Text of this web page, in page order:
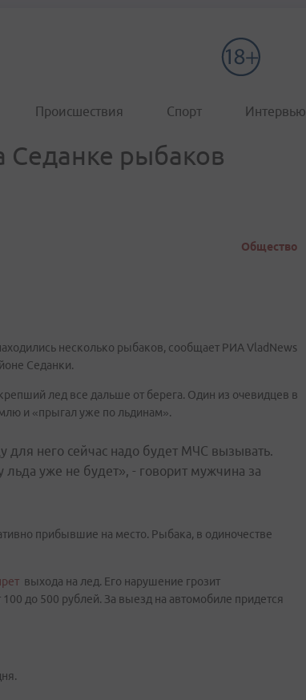
Происшествия Спорт Интервью
Седанке рыбаков
Общество
несколько рыбаков, сообщает РИА VladNews
Седанки.
лед все дальше от берега. Один из очевидцев в
и «прыгал уже по льдинам».
для него сейчас надо будет МЧС вызывать.
льда уже не будет», - говорит мужчина за
прибывшие на место. Рыбака, в одиночестве
выхода на лед. Его нарушение грозит
до 500 рублей. За выезд на автомобиле придется